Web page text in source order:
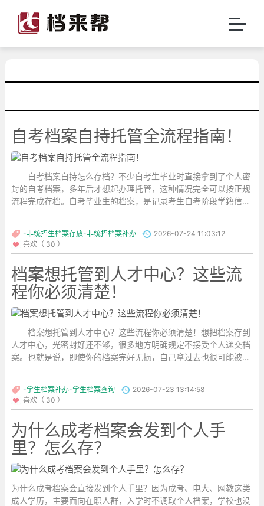
自考档案自持托管全流程指南‌！
自考档案自持怎么存档？不少自考生毕业时直接拿到了个人密
封的自考档案，多年后才想起办理托管，这种情况完全可以按正规
流程完成存档。自考毕业生的档案，是记录考生自考阶段学籍信
-非统招生档案存放-非统招档案补办
2026-07-24 11:03:12
喜欢（ 30 ）
档案想托管到人才中心？这些流
程你必须清楚！
档案想托管到人才中心？这些流程你必须清楚！想把档案存到
人才中心，光密封好还不够，很多地方明确规定不接受个人递交档
案。也就是说，即使你的档案完好无损，自己拿过去也很可能被拒
-学生档案补办-学生档案查询
2026-07-23 13:14:58
喜欢（ 30 ）
为什么成考档案会发到个人手
里？怎么存？
为什么成考档案会直接发到个人手里？因为成考、电大、网教这类
成人学历，主要面向在职人群，入学时不调取个人档案，学校也没